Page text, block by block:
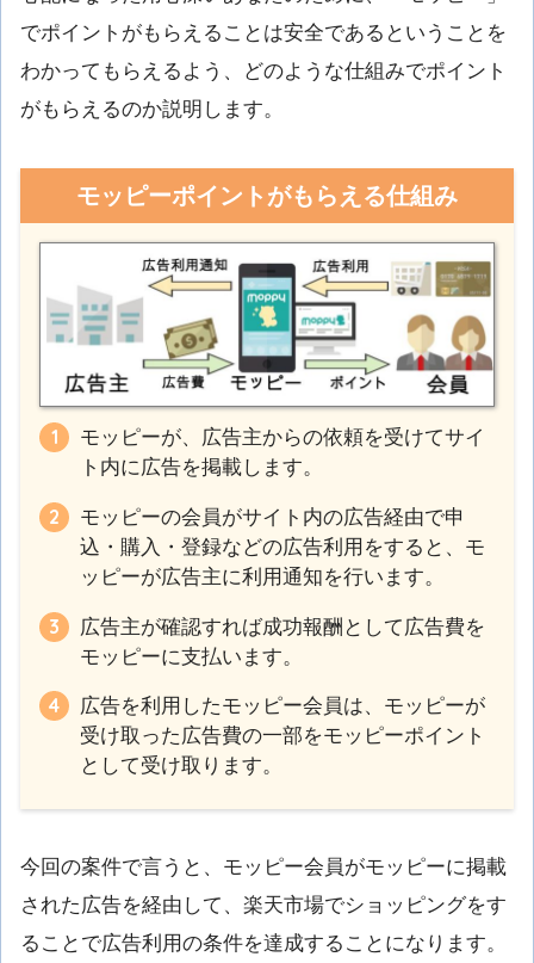
でポイントがもらえることは安全であるということを
わかってもらえるよう、どのような仕組みでポイント
がもらえるのか説明します。
モッピーポイントがもらえる仕組み
モッピーが、広告主からの依頼を受けてサイ
ト内に広告を掲載します。
モッピーの会員がサイト内の広告経由で申
込・購入・登録などの広告利用をすると、モ
ッピーが広告主に利用通知を行います。
広告主が確認すれば成功報酬として広告費を
モッピーに支払います。
広告を利用したモッピー会員は、モッピーが
受け取った広告費の一部をモッピーポイント
として受け取ります。
今回の案件で言うと、モッピー会員がモッピーに掲載
された広告を経由して、楽天市場でショッピングをす
ることで広告利用の条件を達成することになります。